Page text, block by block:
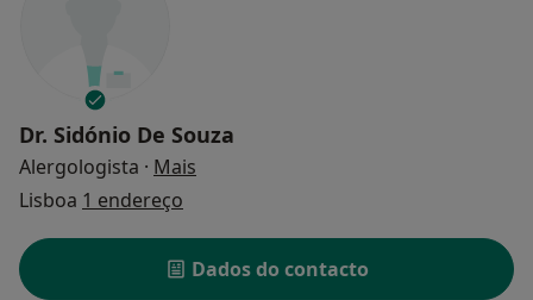
Dr. Sidónio De Souza
Alergologista · Mais
Lisboa 1 endereço
Dados do contacto